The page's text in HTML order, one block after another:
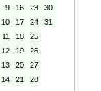
9 16 23
30
10 17 24
31
11 18
25
12 19
26
13 20
27
14 21 28